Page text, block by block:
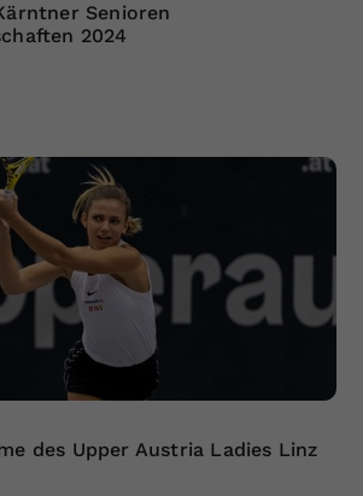
Senioren
2024
des Upper Austria Ladies Linz